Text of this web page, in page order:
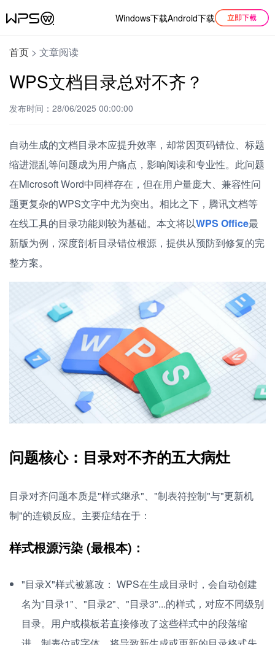
Windows下载Android下载
首页 > 文章阅读
WPS文档目录总对不齐？
发布时间：28/06/2025 00:00:00
自动生成的文档目录本应提升效率，却常因页码错位、标题
缩进混乱等问题成为用户痛点，影响阅读和专业性。此问题
在Microsoft Word中同样存在，但在用户量庞大、兼容性问
题更复杂的WPS文字中尤为突出。相比之下，腾讯文档等
在线工具的目录功能则较为基础。本文将以WPS Office最
新版为例，深度剖析目录错位根源，提供从预防到修复的完
整方案。
问题核心：目录对不齐的五大病灶
目录对齐问题本质是"样式继承"、"制表符控制"与"更新机
制"的连锁反应。主要症结在于：
样式根源污染 (最根本)：
"目录X"样式被篡改： WPS在生成目录时，会自动创建
名为"目录1"、"目录2"、"目录3"...的样式，对应不同级别
目录。用户或模板若直接修改了这些样式中的段落缩